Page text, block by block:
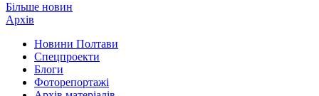
Більше новин
Архів
Новини Полтави
Спецпроекти
Блоги
Фоторепортажі